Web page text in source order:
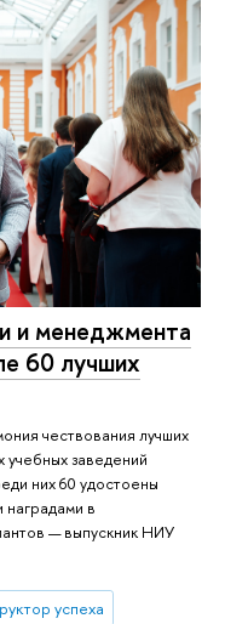
и менеджмента
60 лучших
чествования лучших
учебных заведений
них 60 удостоены
наградами в
— выпускник НИУ
успеха